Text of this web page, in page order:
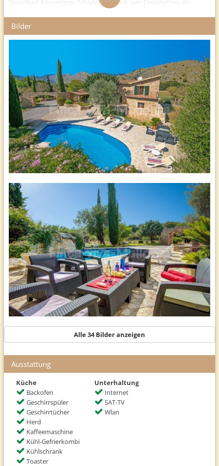
Duschbad. Ein weiteres Schlafzimmer mit zwei Einzelbetten, ein
befinden sich im ersten Stock. Dieses Schlafzimmer mit Doppelbett
verfügt auch über eine private Terrasse mit Blick auf den Pool. Das
zweite Schlafzimmer mit Doppelbett ist von der Poolterrasse aus
auch ein eigenes Bad mit Badewanne und separater Duschkabine
Entfernungen
Pollenca 4 km, Port de Pollenca 6 km, Alcudia 13 km, Flughafen 63 km
Pool
großer Pool ca. 13 x 6 m
Terrasse
große, überdachte Terrasse (kein Billardtisch)
Bilder
Alle 34 Bilder anzeigen
Ausstattung
Küche
Backofen
Geschirrspüler
Geschirrtücher
Herd
Kaffeemaschine
Kühl-Gefrierkombi
Kühlschrank
Toaster
Unterhaltung
Internet
SAT-TV
Wlan